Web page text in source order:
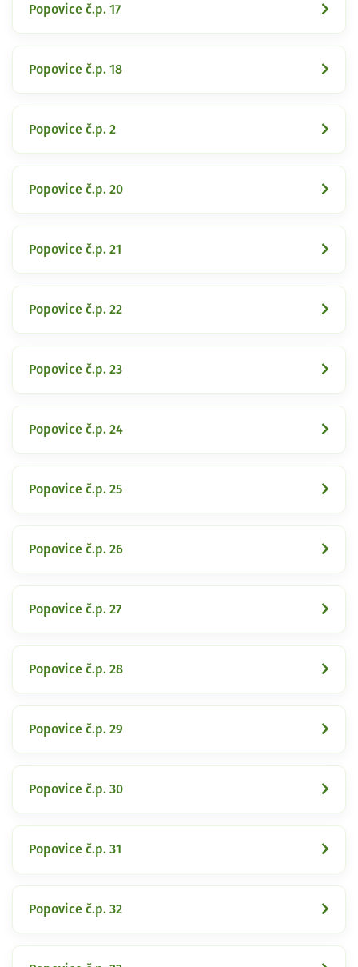
Popovice č.p. 17
Popovice č.p. 18
Popovice č.p. 2
Popovice č.p. 20
Popovice č.p. 21
Popovice č.p. 22
Popovice č.p. 23
Popovice č.p. 24
Popovice č.p. 25
Popovice č.p. 26
Popovice č.p. 27
Popovice č.p. 28
Popovice č.p. 29
Popovice č.p. 30
Popovice č.p. 31
Popovice č.p. 32